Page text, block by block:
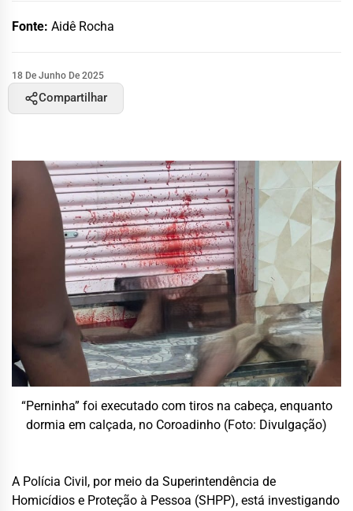
Fonte: Aidê Rocha
18 De Junho De 2025
Compartilhar
“Perninha” foi executado com tiros na cabeça, enquanto
dormia em calçada, no Coroadinho (Foto: Divulgação)
A Polícia Civil, por meio da Superintendência de
Homicídios e Proteção à Pessoa (SHPP), está investigando